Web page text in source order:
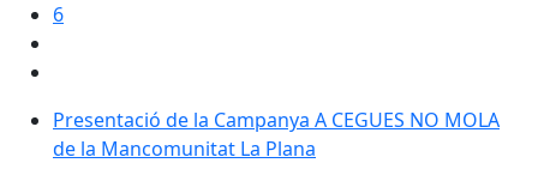
6
Presentació de la Campanya A CEGUES NO MOLA
Presentació de la Campanya A CEGUES NO MOLA
de la Mancomunitat La Plana